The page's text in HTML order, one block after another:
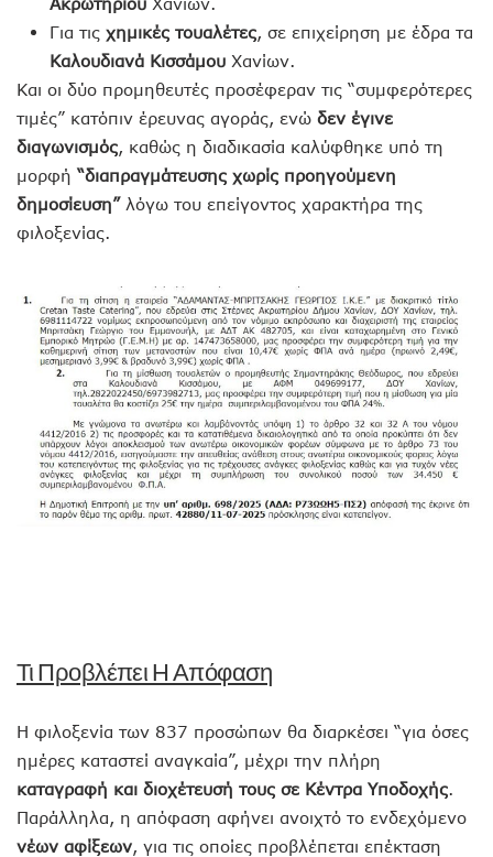
Για τις χημικές τουαλέτες, σε επιχείρηση με έδρα τα
Καλουδιανά Κισσάμου Χανίων.
Και οι δύο προμηθευτές προσέφεραν τις “συμφερότερες
τιμές” κατόπιν έρευνας αγοράς, ενώ δεν έγινε
διαγωνισμός, καθώς η διαδικασία καλύφθηκε υπό τη
μορφή “διαπραγμάτευσης χωρίς προηγούμενη
δημοσίευση”λόγω του επείγοντος χαρακτήρα της
φιλοξενίας.
Τι Προβλέπει Η Απόφαση
Η φιλοξενία των 837 προσώπων θα διαρκέσει “για όσες
ημέρες καταστεί αναγκαία”, μέχρι την πλήρη
καταγραφή και διοχέτευσή τους σε Κέντρα Υποδοχής.
Παράλληλα, η απόφαση αφήνει ανοιχτό το ενδεχόμενο
νέων αφίξεων, για τις οποίες προβλέπεται επέκταση